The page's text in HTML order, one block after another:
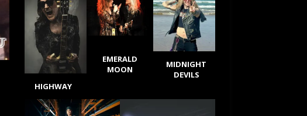
HIGHWAY
EMERALD
MOON
MIDNIGHT
DEVILS